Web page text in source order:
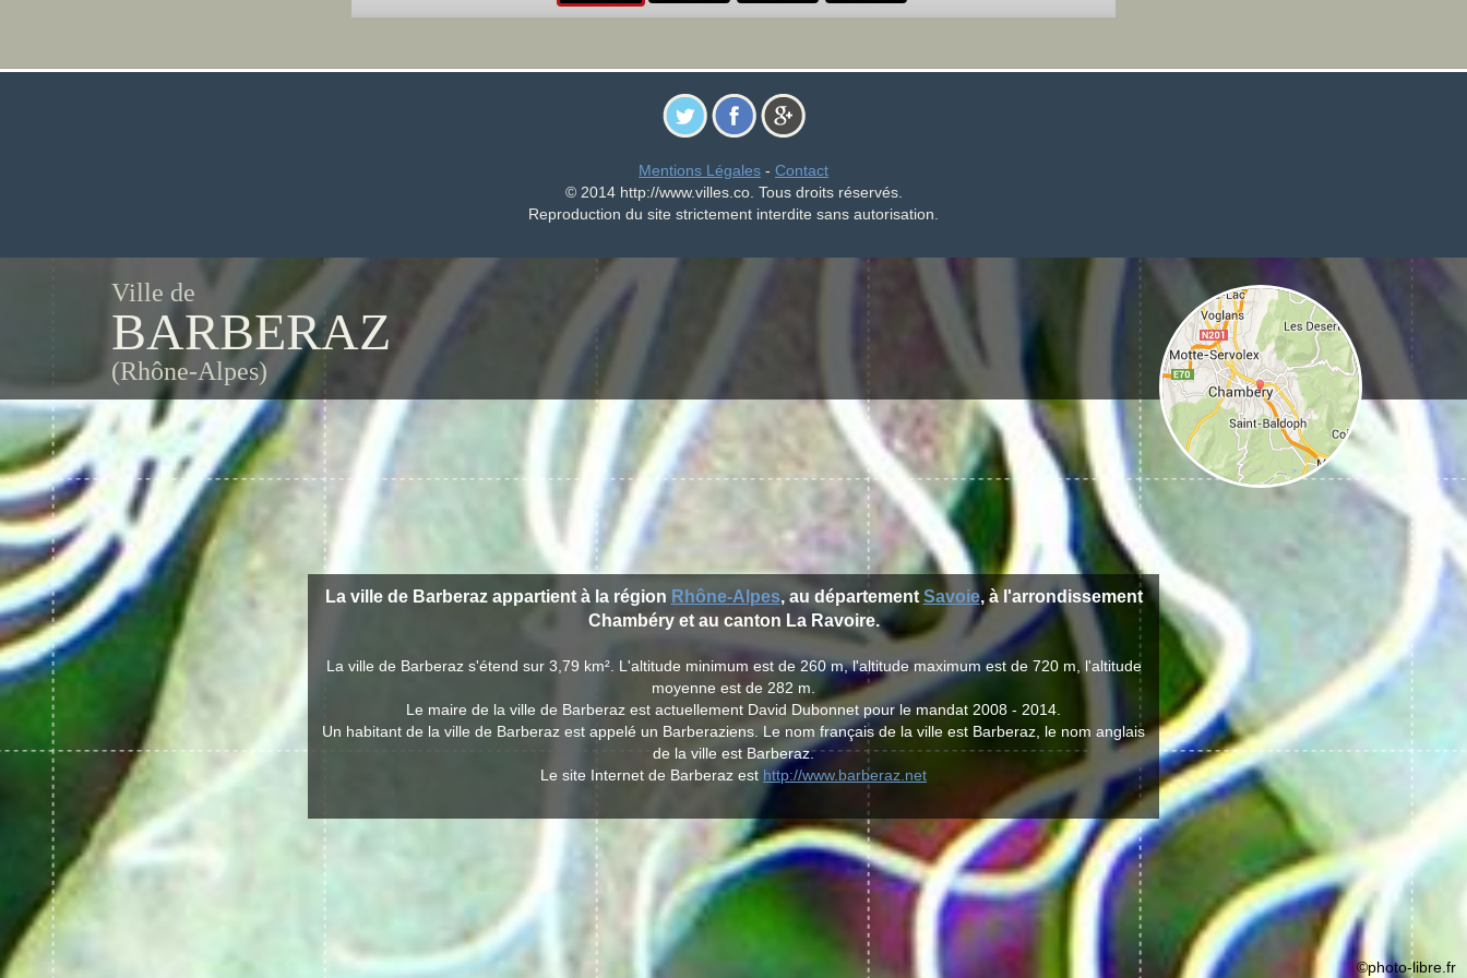
Mentions Légales - Contact
© 2014 http://www.villes.co. Tous droits réservés.
Reproduction du site strictement interdite sans autorisation.
Ville de
BARBERAZ
(Rhône-Alpes)
La ville de Barberaz appartient à la région Rhône-Alpes, au département Savoie, à l'arrondissement
Chambéry et au canton La Ravoire.
La ville de Barberaz s'étend sur 3,79 km². L'altitude minimum est de 260 m, l'altitude maximum est de 720 m, l'altitude
moyenne est de 282 m.
Le maire de la ville de Barberaz est actuellement David Dubonnet pour le mandat 2008 - 2014.
Un habitant de la ville de Barberaz est appelé un Barberaziens. Le nom français de la ville est Barberaz, le nom anglais
de la ville est Barberaz.
Le site Internet de Barberaz est http://www.barberaz.net
©photo-libre.fr